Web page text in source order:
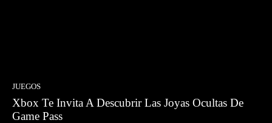
JUEGOS
Xbox Te Invita A Descubrir Las Joyas Ocultas De
Game Pass